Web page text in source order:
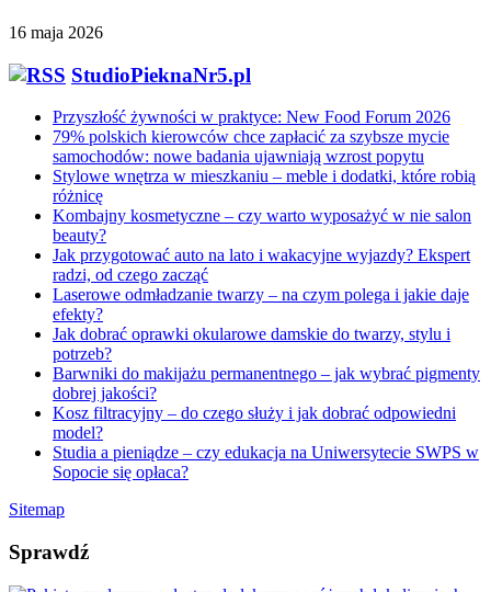
16 maja 2026
StudioPieknaNr5.pl
Przyszłość żywności w praktyce: New Food Forum 2026
79% polskich kierowców chce zapłacić za szybsze mycie
samochodów: nowe badania ujawniają wzrost popytu
Stylowe wnętrza w mieszkaniu – meble i dodatki, które robią
różnicę
Kombajny kosmetyczne – czy warto wyposażyć w nie salon
beauty?
Jak przygotować auto na lato i wakacyjne wyjazdy? Ekspert
radzi, od czego zacząć
Laserowe odmładzanie twarzy – na czym polega i jakie daje
efekty?
Jak dobrać oprawki okularowe damskie do twarzy, stylu i
potrzeb?
Barwniki do makijażu permanentnego – jak wybrać pigmenty
dobrej jakości?
Kosz filtracyjny – do czego służy i jak dobrać odpowiedni
model?
Studia a pieniądze – czy edukacja na Uniwersytecie SWPS w
Sopocie się opłaca?
Sitemap
Sprawdź